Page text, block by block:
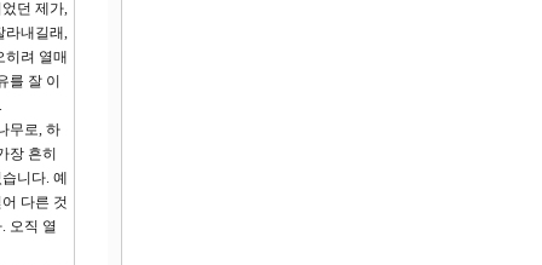
던 제가,
라내길래,
히려 열매
를 잘 이
무로, 하
장 흔히
니다. 예
다른 것
오직 열